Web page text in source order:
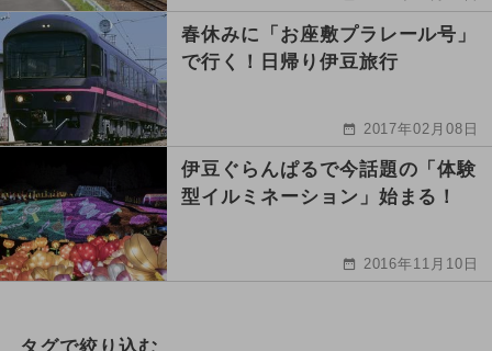
春休みに「お座敷プラレール号」
で行く！日帰り伊豆旅行
2017年02月08日
伊豆ぐらんぱるで今話題の「体験
型イルミネーション」始まる！
2016年11月10日
タグで絞り込む